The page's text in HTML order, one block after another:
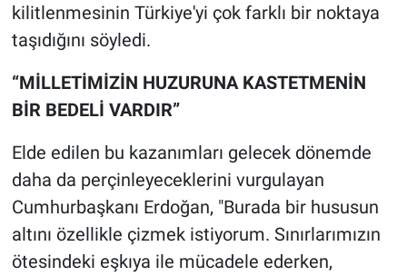
kilitlenmesinin Türkiye'yi çok farklı bir noktaya
taşıdığını söyledi.
“MİLLETİMİZİN HUZURUNA KASTETMENİN
BİR BEDELİ VARDIR”
Elde edilen bu kazanımları gelecek dönemde
daha da perçinleyeceklerini vurgulayan
Cumhurbaşkanı Erdoğan, "Burada bir hususun
altını özellikle çizmek istiyorum. Sınırlarımızın
ötesindeki eşkıya ile mücadele ederken,